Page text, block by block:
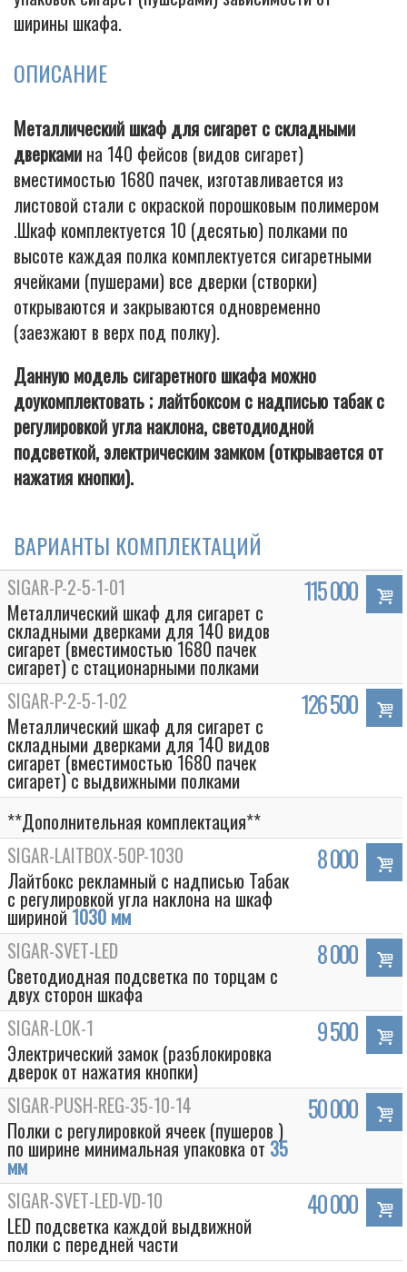
Box
ширины шкафа.
ОПИСАНИЕ
Металлический шкаф для сигарет с складными
дверками на 140 фейсов (видов сигарет)
вместимостью 1680 пачек, изготавливается из
листовой стали с окраской порошковым полимером
.Шкаф комплектуется 10 (десятью) полками по
высоте каждая полка комплектуется сигаретными
ячейками (пушерами) все дверки (створки)
открываются и закрываются одновременно
(заезжают в верх под полку).
Данную модель сигаретного шкафа можно
доукомплектовать ; лайтбоксом с надписью табак с
регулировкой угла наклона, светодиодной
подсветкой, электрическим замком (открывается от
нажатия кнопки).
ВАРИАНТЫ КОМПЛЕКТАЦИЙ
SIGAR-P-2-5-1-01
Металлический шкаф для сигарет с
складными дверками для 140 видов
сигарет (вместимостью 1680 пачек
сигарет) с стационарными полками
115 000
SIGAR-P-2-5-1-02
Металлический шкаф для сигарет с
складными дверками для 140 видов
сигарет (вместимостью 1680 пачек
сигарет) с выдвижными полками
126 500
**Дополнительная комплектация**
SIGAR-LAITBOX-50P-1030
Лайтбокс рекламный с надписью Табак
с регулировкой угла наклона на шкаф
шириной1030 мм
8 000
SIGAR-SVET-LED
Светодиодная подсветка по торцам с
двух сторон шкафа
8 000
SIGAR-LOK-1
Электрический замок (разблокировка
дверок от нажатия кнопки)
9 500
SIGAR-PUSH-REG-35-10-14
Полки с регулировкой ячеек (пушеров )
по ширине минимальная упаковка от 35
мм
50 000
SIGAR-SVET-LED-VD-10
LED подсветка каждой выдвижной
полки с передней части
40 000